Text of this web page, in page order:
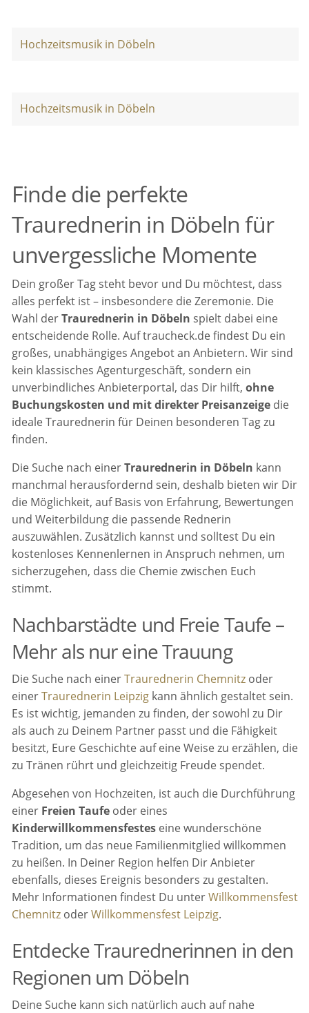
Hochzeitsmusik in Döbeln
Hochzeitsmusik in Döbeln
Finde die perfekte
Traurednerin in Döbeln für
unvergessliche Momente
Dein großer Tag steht bevor und Du möchtest, dass
alles perfekt ist – insbesondere die Zeremonie. Die
Wahl derTraurednerin in Döbeln spielt dabei eine
entscheidende Rolle. Auf traucheck.de findest Du ein
großes, unabhängiges Angebot an Anbietern. Wir sind
kein klassisches Agenturgeschäft, sondern ein
unverbindliches Anbieterportal, das Dir hilft,ohne
Buchungskosten und mit direkter Preisanzeige die
ideale Traurednerin für Deinen besonderen Tag zu
finden.
Die Suche nach einerTraurednerin in Döbeln kann
manchmal herausfordernd sein, deshalb bieten wir Dir
die Möglichkeit, auf Basis von Erfahrung, Bewertungen
und Weiterbildung die passende Rednerin
auszuwählen. Zusätzlich kannst und solltest Du ein
kostenloses Kennenlernen in Anspruch nehmen, um
sicherzugehen, dass die Chemie zwischen Euch
stimmt.
Nachbarstädte und Freie Taufe –
Mehr als nur eine Trauung
Die Suche nach einerTraurednerin Chemnitz oder
einerTraurednerin Leipzig kann ähnlich gestaltet sein.
Es ist wichtig, jemanden zu finden, der sowohl zu Dir
als auch zu Deinem Partner passt und die Fähigkeit
besitzt, Eure Geschichte auf eine Weise zu erzählen, die
zu Tränen rührt und gleichzeitig Freude spendet.
Abgesehen von Hochzeiten, ist auch die Durchführung
einer Freien Taufe oder eines
Kinderwillkommensfestes eine wunderschöne
Tradition, um das neue Familienmitglied willkommen
zu heißen. In Deiner Region helfen Dir Anbieter
ebenfalls, dieses Ereignis besonders zu gestalten.
Mehr Informationen findest Du unterWillkommensfest
Chemnitz oderWillkommensfest Leipzig.
Entdecke Traurednerinnen in den
Regionen um Döbeln
Deine Suche kann sich natürlich auch auf nahe